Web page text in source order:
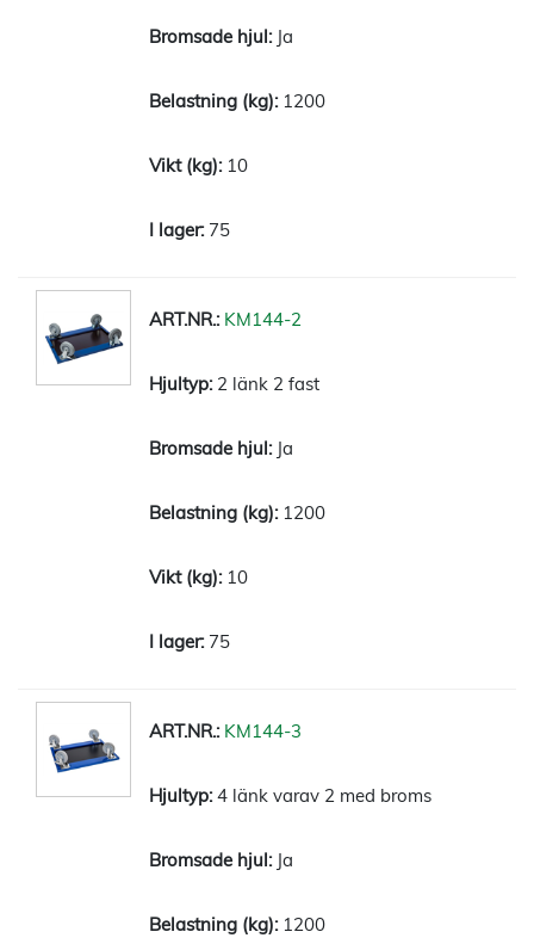
Ja
1200
10
75
KM144-2
2 länk 2 fast
Ja
1200
10
75
KM144-3
4 länk varav 2 med broms
Ja
1200